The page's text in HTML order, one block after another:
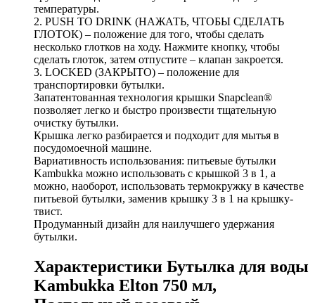
температуры.
2. PUSH TO DRINK (НАЖАТЬ, ЧТОБЫ СДЕЛАТЬ
ГЛОТОК) – положение для того, чтобы сделать
несколько глотков на ходу. Нажмите кнопку, чтобы
сделать глоток, затем отпустите – клапан закроется.
3. LOCKED (ЗАКРЫТО) – положение для
транспортировки бутылки.
Запатентованная технология крышки Snapclean®
позволяет легко и быстро произвести тщательную
очистку бутылки.
Крышка легко разбирается и подходит для мытья в
посудомоечной машине.
Вариативность использования: питьевые бутылки
Kambukka можно использовать с крышкой 3 в 1, а
можно, наоборот, использовать термокружку в качестве
питьевой бутылки, заменив крышку 3 в 1 на крышку-
твист.
Продуманный дизайн для наилучшего удержания
бутылки.
Характеристики Бутылка для воды
Kambukka Elton 750 мл,